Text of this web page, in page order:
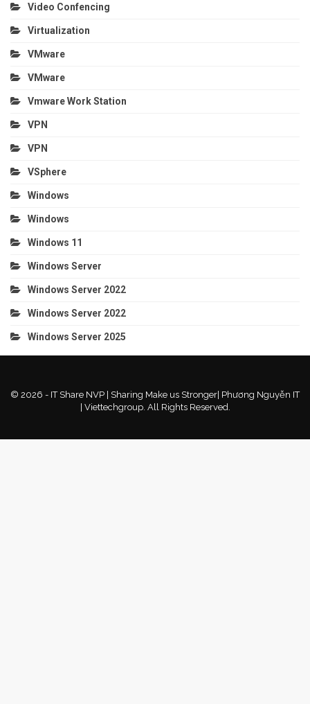
Video Confencing
Virtualization
VMware
VMware
Vmware Work Station
VPN
VPN
VSphere
Windows
Windows
Windows 11
Windows Server
Windows Server 2022
Windows Server 2022
Windows Server 2025
© 2026 - IT Share NVP | Sharing Make us Stronger| Phương Nguyễn IT
| Viettechgroup. All Rights Reserved.